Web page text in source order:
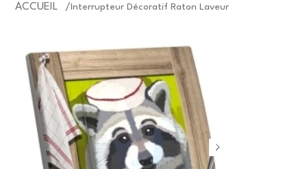
ACCUEIL /Interrupteur Décoratif Raton Laveur